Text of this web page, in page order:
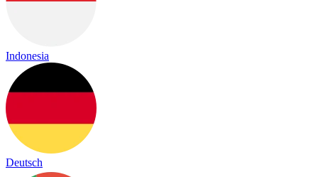
Indonesia
Deutsch